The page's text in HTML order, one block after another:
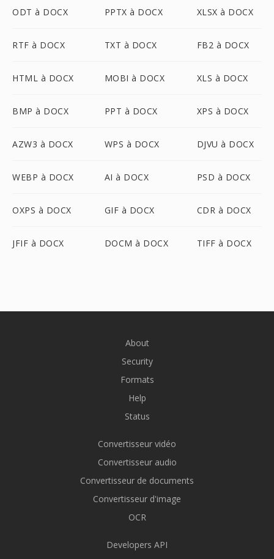
ODT à DOCX PPTX à DOCX XLSX à DOCX
RTF à DOCX TXT à DOCX FB2 à DOCX
HTML à DOCX MOBI à DOCX XLS à DOCX
BMP à DOCX PPT à DOCX XPS à DOCX
AZW3 à DOCX WPS à DOCX DJVU à DOCX
WEBP à DOCX AI à DOCX PSD à DOCX
OXPS à DOCX GIF à DOCX CDR à DOCX
JFIF à DOCX DOCM à DOCX TIFF à DOCX
About
Security
Formats
Help
Status
Convertisseur vidéo
Convertisseur audio
Convertisseur de documents
Convertisseur d'image
OCR
Developers API